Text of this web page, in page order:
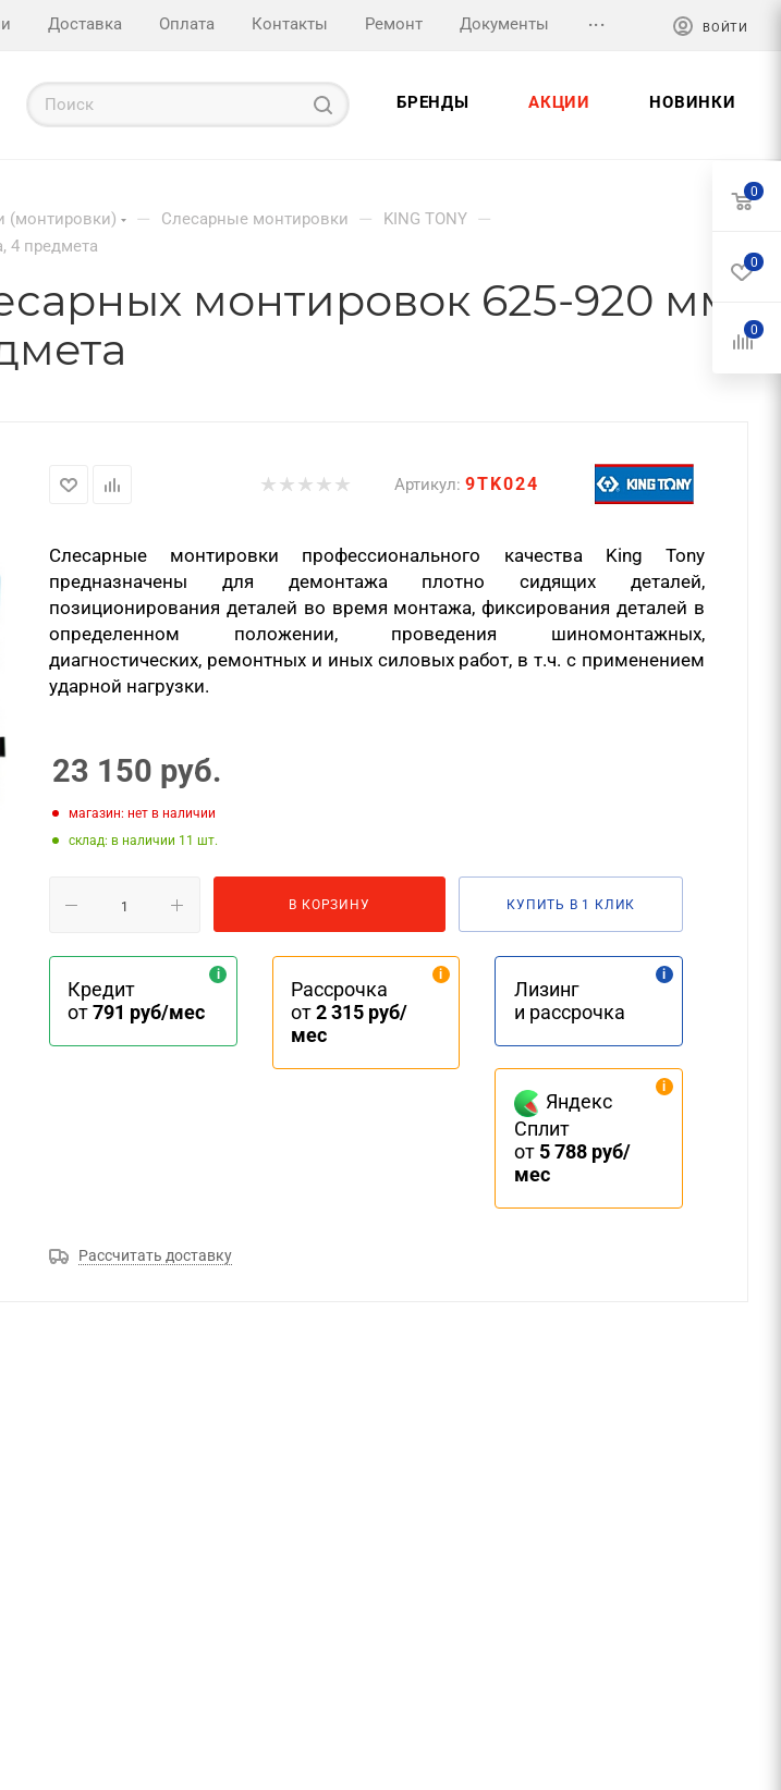
Доставка Оплата Контакты Ремонт Документы ... ВОЙТИ
БРЕНДЫ АКЦИИ НОВИНКИ
(монтировки) — Слесарные монтировки — KING TONY —
4 предмета
монтировок 625-920 мм,
Артикул: 9TK024
Слесарные монтировки профессионального качества King Tony
предназначены для демонтажа плотно сидящих деталей,
позиционирования деталей во время монтажа, фиксирования деталей в
определенном положении, проведения шиномонтажных,
диагностических, ремонтных и иных силовых работ, в т.ч. с применением
ударной нагрузки.
23 150 руб.
Магазин: нет в наличии
Склад: в наличии 11
В КОРЗИНУ КУПИТЬ В 1 КЛИК
Кредит
от791 руб/мес
Рассрочка
от2 315 руб/
мес
Лизинг
и рассрочка
Яндекс
Сплит
от 5 788 руб/
мес
Рассчитать доставку
0
0
0